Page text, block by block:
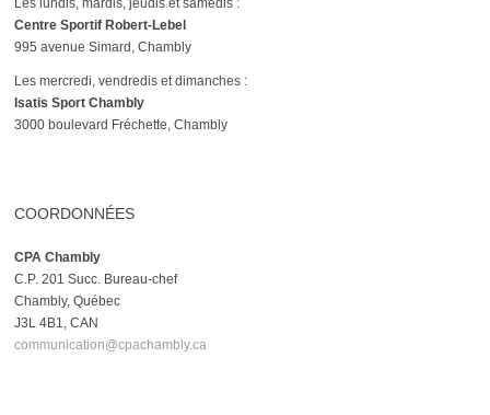
Les lundis, mardis, jeudis et samedis :
Centre Sportif Robert-Lebel
995 avenue Simard, Chambly
Les mercredi, vendredis et dimanches :
Isatis Sport Chambly
3000 boulevard Fréchette, Chambly
COORDONNÉES
CPA Chambly
C.P. 201 Succ. Bureau-chef
Chambly, Québec
J3L 4B1, CAN
communication@cpachambly.ca